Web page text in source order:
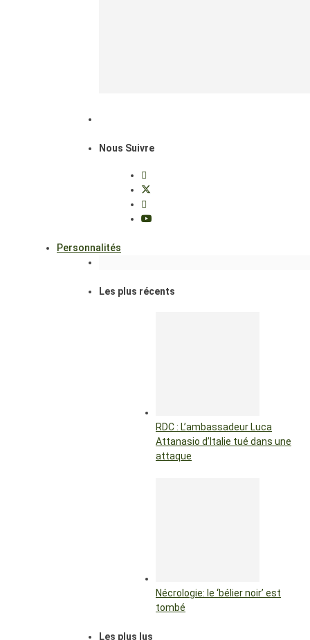
Nous Suivre
Personnalités
Les plus récents
RDC : L’ambassadeur Luca
Attanasio d’Italie tué dans une
attaque
Nécrologie: le ‘bélier noir’ est
tombé
Les plus lus